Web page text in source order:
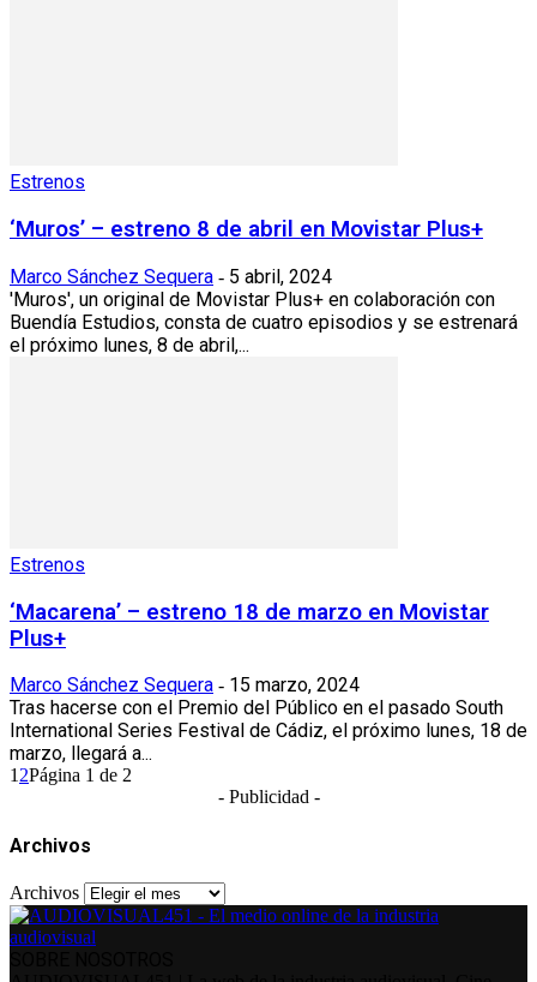
Estrenos
‘Muros’ – estreno 8 de abril en Movistar Plus+
Marco Sánchez Sequera - 5 abril, 2024
'Muros', un original de Movistar Plus+ en colaboración con
Buendía Estudios, consta de cuatro episodios y se estrenará
el próximo lunes, 8 de abril,...
Estrenos
‘Macarena’ – estreno 18 de marzo en Movistar
Plus+
Marco Sánchez Sequera - 15 marzo, 2024
Tras hacerse con el Premio del Público en el pasado South
International Series Festival de Cádiz, el próximo lunes, 18 de
marzo, llegará a...
1 2Página 1 de 2
- Publicidad -
Archivos
Archivos